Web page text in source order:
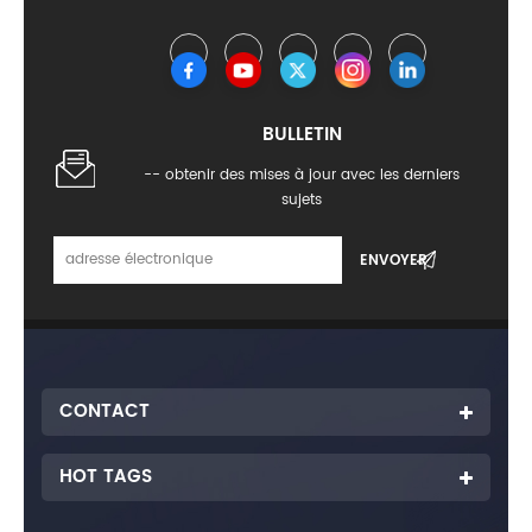
BULLETIN
-- obtenir des mises à jour avec les derniers
sujets
CONTACT
HOT TAGS